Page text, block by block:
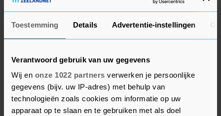
Toestemming Details Advertentie-instellingen
Verantwoord gebruik van uw gegevens
Wij en onze 1022 partners verwerken je persoonlijke
gegevens (bijv. uw IP-adres) met behulp van
technologieën zoals cookies om informatie op uw
apparaat op te slaan en te gebruiken met als doel
altijd weten. Deze staan onder meer in
supermarkten van Albert Heijn, bij Primera,
Bruna en Readshop. Winkeliers die met Brink's
werd al de service aan ondernemers aangepast
om het werk beter te kunnen verdelen, zegt het
bedrijf.